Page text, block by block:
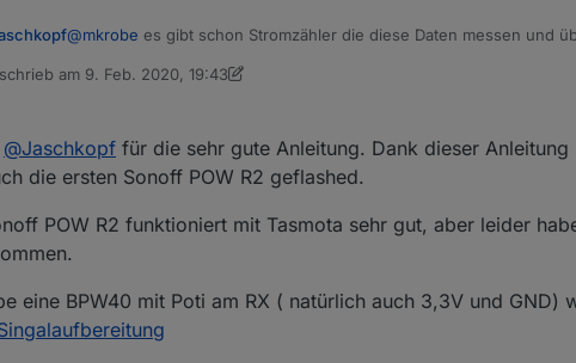
@mkrobe es gibt schon Stromzähler die diese Daten messen und
schrieb am 9. Feb. 2020, 19:43
zuletzt editiert von fruehwi2. Okt. 2020, 21:49
@Jaschkopf für die sehr gute Anleitung. Dank dieser
die ersten Sonoff POW R2 geflashed.
POW R2 funktioniert mit Tasmota sehr gut, aber leider
eine BPW40 mit Poti am RX ( natürlich auch 3,3V und GND)